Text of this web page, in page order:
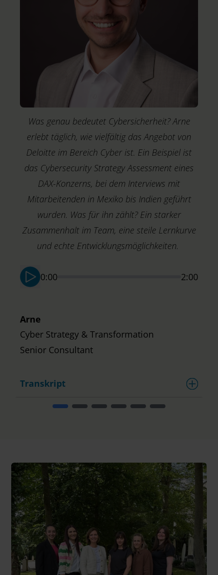
Was genau bedeutet Cybersicherheit? Arne
erlebt täglich, wie vielfältig das Angebot von
Deloitte im Bereich Cyber ist. Ein Beispiel ist
das Cybersecurity Strategy Assessment eines
DAX-Konzerns, bei dem Interviews mit
Mitarbeitenden in Mexiko bis Indien geführt
wurden. Was für ihn zählt? Ein starker
Zusammenhalt im Team, eine steile Lernkurve
und echte Entwicklungsmöglichkeiten.
0:00 2:00
Arne
Cyber Strategy & Transformation
Senior Consultant
Transkript